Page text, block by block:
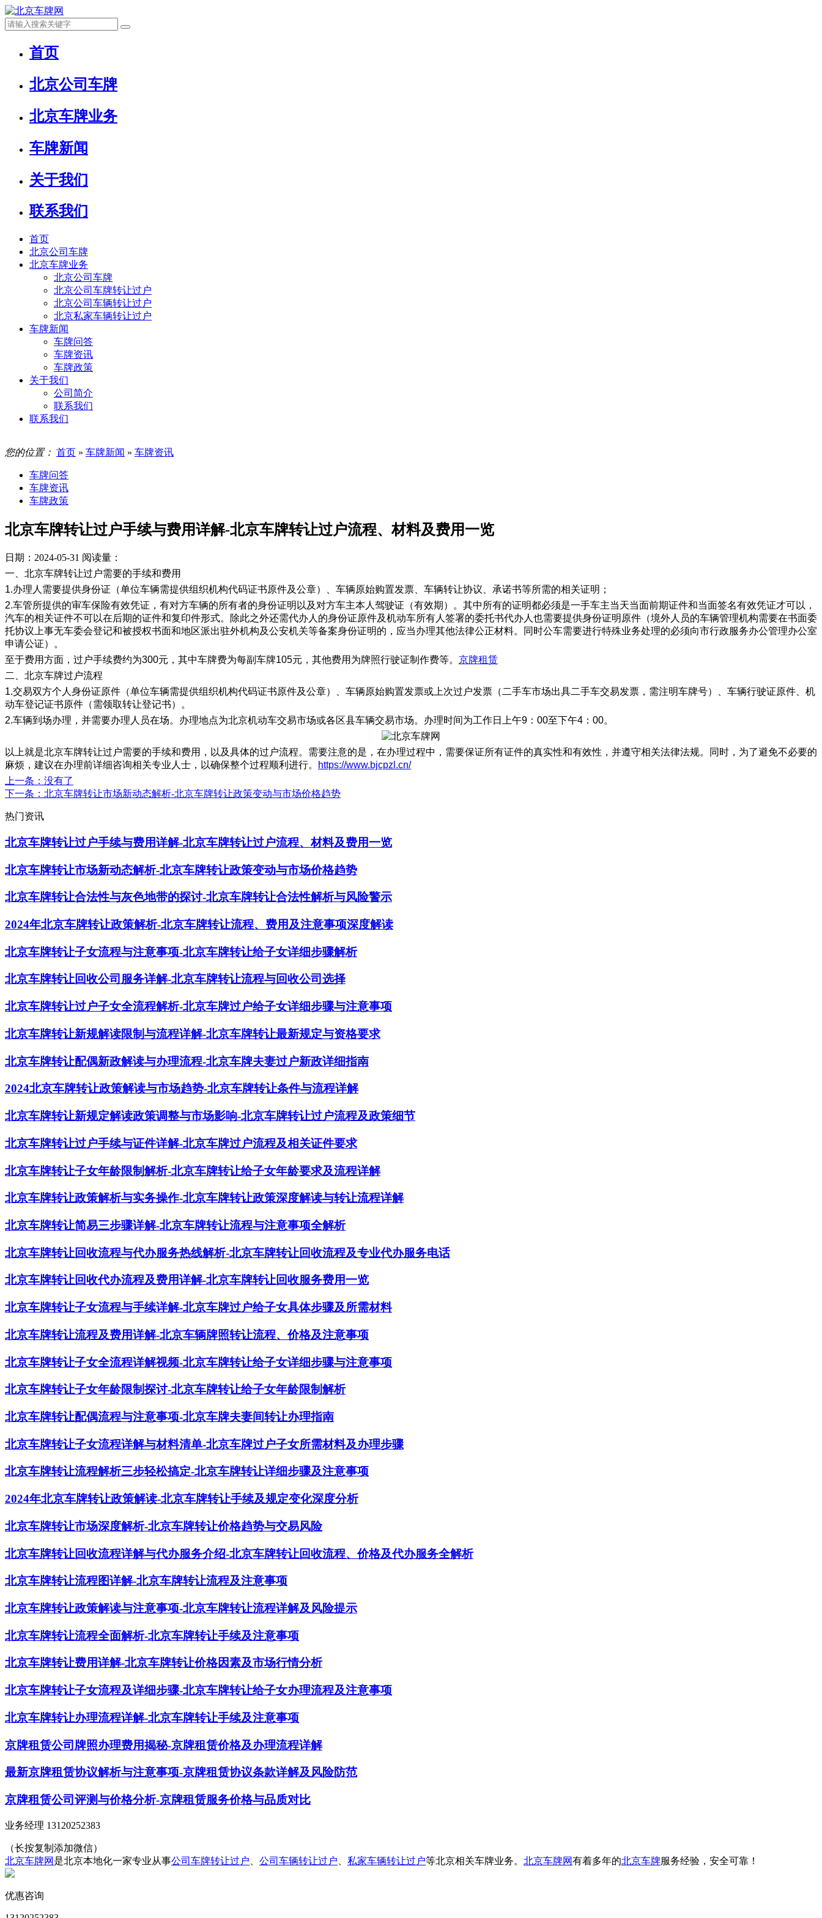
首页
北京公司车牌
北京车牌业务
车牌新闻
关于我们
联系我们
首页
北京公司车牌
北京车牌业务
北京公司车牌
北京公司车牌转让过户
北京公司车辆转让过户
北京私家车辆转让过户
车牌新闻
车牌问答
车牌资讯
车牌政策
关于我们
公司简介
联系我们
联系我们
您的位置： 首页 » 车牌新闻 » 车牌资讯
车牌问答
车牌资讯
车牌政策
北京车牌转让过户手续与费用详解-北京车牌转让过户流程、材料及费用一览
日期：2024-05-31 阅读量：
一、北京车牌转让过户需要的手续和费用
1.办理人需要提供身份证（单位车辆需提供组织机构代码证书原件及公章）、车辆原始购置发票、车辆转让协议、承诺书等所需的相关证明；
2.车管所提供的审车保险有效凭证，有对方车辆的所有者的身份证明以及对方车主本人驾驶证（有效期）。其中所有的证明都必须是一手车主当天当面前期证件和当面签名有效凭证才可以，
汽车的相关证件不可以在后期的证件和复印件形式。除此之外还需代办人的身份证原件及机动车所有人签署的委托书代办人也需要提供身份证明原件（境外人员的车辆管理机构需要在书面委
托协议上事无车委会登记和被授权书面和地区派出驻外机构及公安机关等备案身份证明的，应当办理其他法律公正材料。同时公车需要进行特殊业务处理的必须向市行政服务办公管理办公室
申请公证）。
至于费用方面，过户手续费约为300元，其中车牌费为每副车牌105元，其他费用为牌照行驶证制作费等。 京牌租赁
二、北京车牌过户流程
1.交易双方个人身份证原件（单位车辆需提供组织机构代码证书原件及公章）、车辆原始购置发票或上次过户发票（二手车市场出具二手车交易发票，需注明车牌号）、车辆行驶证原件、机
动车登记证书原件（需领取转让登记书）。
2.车辆到场办理，并需要办理人员在场。办理地点为北京机动车交易市场或各区县车辆交易市场。办理时间为工作日上午9：00至下午4：00。
以上就是北京车牌转让过户需要的手续和费用，以及具体的过户流程。需要注意的是，在办理过程中，需要保证所有证件的真实性和有效性，并遵守相关法律法规。同时，为了避免不必要的
麻烦，建议在办理前详细咨询相关专业人士，以确保整个过程顺利进行。
https://www.bjcpzl.cn/
上一条 ：没有了
下一条 ：北京车牌转让市场新动态解析-北京车牌转让政策变动与市场价格趋势
热门资讯
北京车牌转让过户手续与费用详解-北京车牌转让过户流程、材料及费用一览
北京车牌转让市场新动态解析-北京车牌转让政策变动与市场价格趋势
北京车牌转让合法性与灰色地带的探讨-北京车牌转让合法性解析与风险警示
2024年北京车牌转让政策解析-北京车牌转让流程、费用及注意事项深度解读
北京车牌转让子女流程与注意事项-北京车牌转让给子女详细步骤解析
北京车牌转让回收公司服务详解-北京车牌转让流程与回收公司选择
北京车牌转让过户子女全流程解析-北京车牌过户给子女详细步骤与注意事项
北京车牌转让新规解读限制与流程详解-北京车牌转让最新规定与资格要求
北京车牌转让配偶新政解读与办理流程-北京车牌夫妻过户新政详细指南
2024北京车牌转让政策解读与市场趋势-北京车牌转让条件与流程详解
北京车牌转让新规定解读政策调整与市场影响-北京车牌转让过户流程及政策细节
北京车牌转让过户手续与证件详解-北京车牌过户流程及相关证件要求
北京车牌转让子女年龄限制解析-北京车牌转让给子女年龄要求及流程详解
北京车牌转让政策解析与实务操作-北京车牌转让政策深度解读与转让流程详解
北京车牌转让简易三步骤详解-北京车牌转让流程与注意事项全解析
北京车牌转让回收流程与代办服务热线解析-北京车牌转让回收流程及专业代办服务电话
北京车牌转让回收代办流程及费用详解-北京车牌转让回收服务费用一览
北京车牌转让子女流程与手续详解-北京车牌过户给子女具体步骤及所需材料
北京车牌转让流程及费用详解-北京车辆牌照转让流程、价格及注意事项
北京车牌转让子女全流程详解视频-北京车牌转让给子女详细步骤与注意事项
北京车牌转让子女年龄限制探讨-北京车牌转让给子女年龄限制解析
北京车牌转让配偶流程与注意事项-北京车牌夫妻间转让办理指南
北京车牌转让子女流程详解与材料清单-北京车牌过户子女所需材料及办理步骤
北京车牌转让流程解析三步轻松搞定-北京车牌转让详细步骤及注意事项
2024年北京车牌转让政策解读-北京车牌转让手续及规定变化深度分析
北京车牌转让市场深度解析-北京车牌转让价格趋势与交易风险
北京车牌转让回收流程详解与代办服务介绍-北京车牌转让回收流程、价格及代办服务全解析
北京车牌转让流程图详解-北京车牌转让流程及注意事项
北京车牌转让政策解读与注意事项-北京车牌转让流程详解及风险提示
北京车牌转让流程全面解析-北京车牌转让手续及注意事项
北京车牌转让费用详解-北京车牌转让价格因素及市场行情分析
北京车牌转让子女流程及详细步骤-北京车牌转让给子女办理流程及注意事项
北京车牌转让办理流程详解-北京车牌转让手续及注意事项
京牌租赁公司牌照办理费用揭秘-京牌租赁价格及办理流程详解
最新京牌租赁协议解析与注意事项-京牌租赁协议条款详解及风险防范
京牌租赁公司评测与价格分析-京牌租赁服务价格与品质对比
业务经理 13120252383
（长按复制添加微信）
北京车牌网 是北京本地化一家专业从事公司车牌转让过户 公司车辆转让过户 私家车辆转让过户等北京相关车牌业务。 北京车牌网有着多年的北京车牌服务经验，安全可靠！
优惠咨询